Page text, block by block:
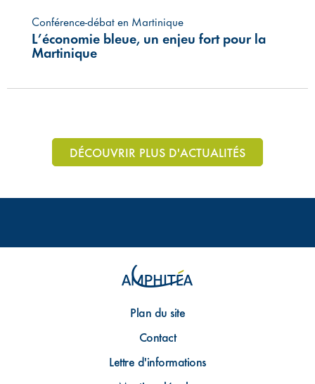
Conférence-débat en Martinique
L’économie bleue, un enjeu fort pour la
Martinique
DÉCOUVRIR PLUS D'ACTUALITÉS
Plan du site
Contact
Lettre d'informations